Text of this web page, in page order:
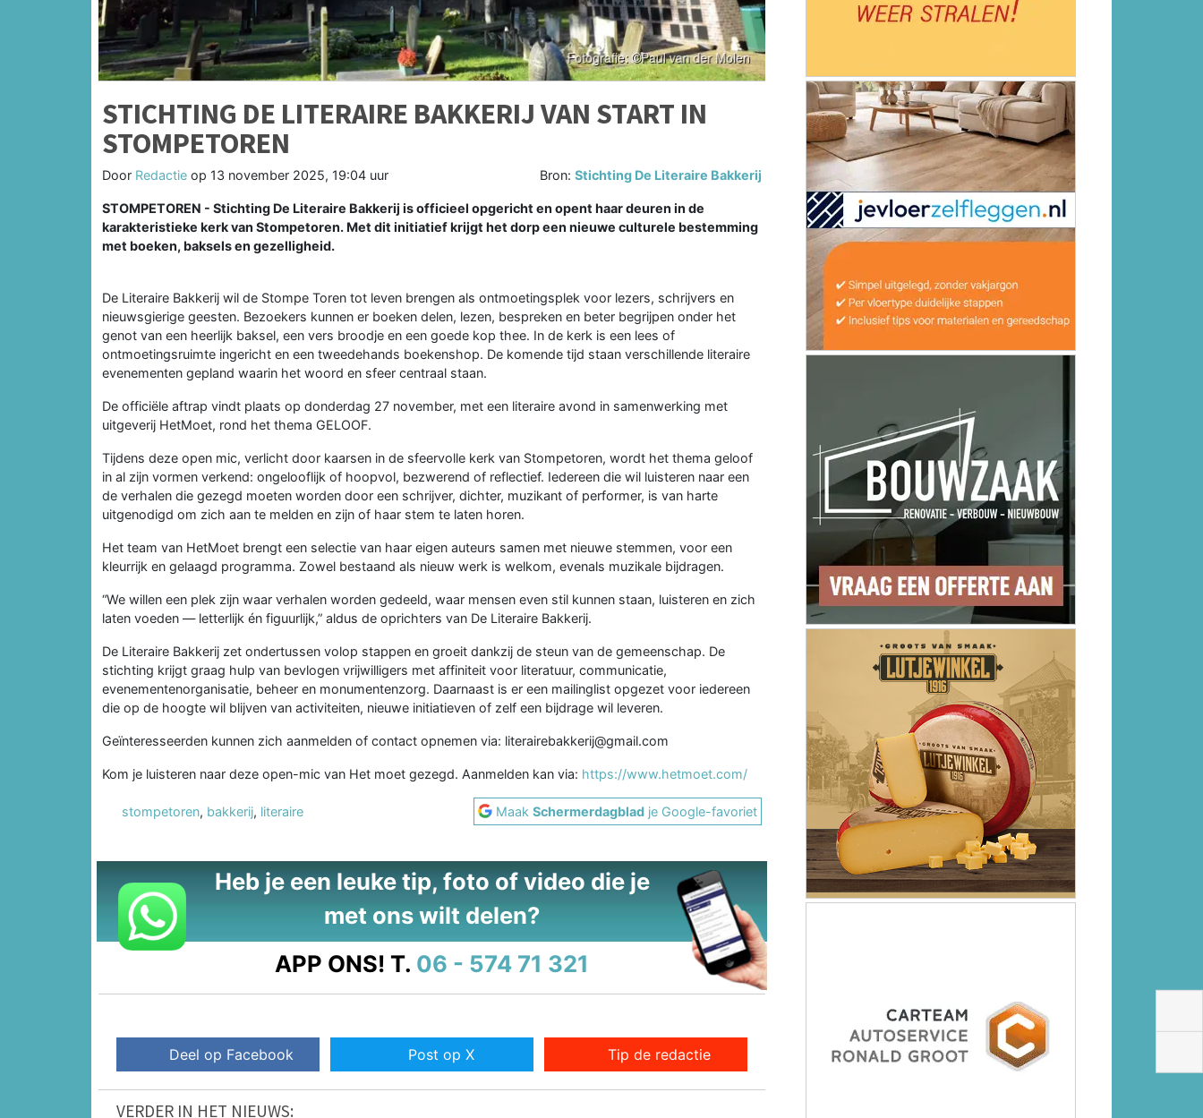
STICHTING DE LITERAIRE BAKKERIJ VAN START IN
STOMPETOREN
Door Redactie op 13 november 2025, 19:04 uur Bron:Stichting De Literaire Bakkerij
STOMPETOREN - Stichting De Literaire Bakkerij is officieel opgericht en opent haar deuren in de
karakteristieke kerk van Stompetoren. Met dit initiatief krijgt het dorp een nieuwe culturele bestemming
met boeken, baksels en gezelligheid.
De Literaire Bakkerij wil de Stompe Toren tot leven brengen als ontmoetingsplek voor lezers, schrijvers en
nieuwsgierige geesten. Bezoekers kunnen er boeken delen, lezen, bespreken en beter begrijpen onder het
genot van een heerlijk baksel, een vers broodje en een goede kop thee. In de kerk is een lees of
ontmoetingsruimte ingericht en een tweedehands boekenshop. De komende tijd staan verschillende literaire
evenementen gepland waarin het woord en sfeer centraal staan.
De officiële aftrap vindt plaats op donderdag 27 november, met een literaire avond in samenwerking met
uitgeverij HetMoet, rond het thema GELOOF.
Tijdens deze open mic, verlicht door kaarsen in de sfeervolle kerk van Stompetoren, wordt het thema geloof
in al zijn vormen verkend: ongelooflijk of hoopvol, bezwerend of reflectief. Iedereen die wil luisteren naar een
de verhalen die gezegd moeten worden door een schrijver, dichter, muzikant of performer, is van harte
uitgenodigd om zich aan te melden en zijn of haar stem te laten horen.
Het team van HetMoet brengt een selectie van haar eigen auteurs samen met nieuwe stemmen, voor een
kleurrijk en gelaagd programma. Zowel bestaand als nieuw werk is welkom, evenals muzikale bijdragen.
“We willen een plek zijn waar verhalen worden gedeeld, waar mensen even stil kunnen staan, luisteren en zich
laten voeden — letterlijk én figuurlijk,” aldus de oprichters van De Literaire Bakkerij.
De Literaire Bakkerij zet ondertussen volop stappen en groeit dankzij de steun van de gemeenschap. De
stichting krijgt graag hulp van bevlogen vrijwilligers met affiniteit voor literatuur, communicatie,
evenementenorganisatie, beheer en monumentenzorg. Daarnaast is er een mailinglist opgezet voor iedereen
die op de hoogte wil blijven van activiteiten, nieuwe initiatieven of zelf een bijdrage wil leveren.
Geïnteresseerden kunnen zich aanmelden of contact opnemen via: literairebakkerij@gmail.com
Kom je luisteren naar deze open-mic van Het moet gezegd. Aanmelden kan via: https://www.hetmoet.com/
stompetoren, bakkerij, literaire MaakSchermerdagblad je Google-favoriet
Heb je een leuke tip, foto of video die je
met ons wilt delen?
APP ONS! T. 06 - 574 71 321
Deel op Facebook Post op X Tip de redactie
VERDER IN HET NIEUWS: